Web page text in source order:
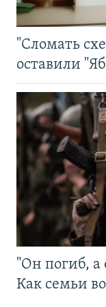
"Сломать
оставили
"Он погиб, а
Как семьи